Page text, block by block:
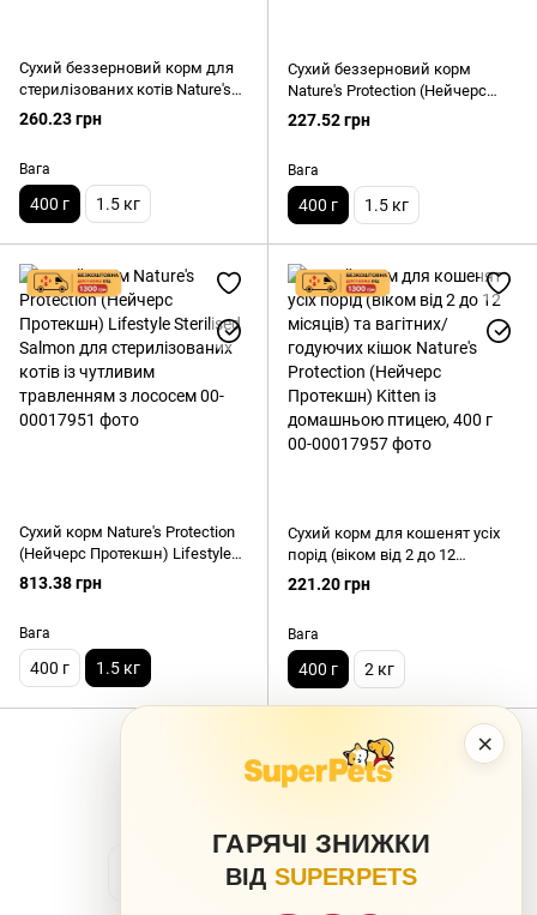
×
ГАРЯЧІ ЗНИЖКИ
ВІД SUPERPETS
Сухий беззерновий корм для
стерилізованих котів Nature's
Protection Lifestyle, Sterilised, з
білою рибою, 400 г
260.23 грн
Вага
400 г 1.5 кг
Сухий беззерновий корм
Nature's Protection (Нейчерс
Протекшн) Lifestyle Growing
Salmon для кошенят з
227.52 грн
Вага
400 г 1.5 кг
Сухий корм Nature's Protection
(Нейчерс Протекшн) Lifestyle
Sterilised Salmon для
стерилізованих котів із
лососем
813.38 грн
Вага
400 г 1.5 кг
Сухий корм для кошенят усіх
порід (віком від 2 до 12
місяців) та вагітних/годуючих
кішок Nature's Protection
домашньою птицею, 400 г
221.20 грн
Вага
400 г 2 кг
Показати ще 1 товар
1 з 2 Вперед